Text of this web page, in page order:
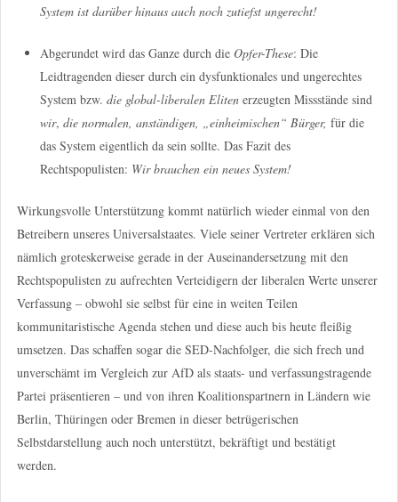
System ist darüber hinaus auch noch zutiefst ungerecht!
Abgerundet wird das Ganze durch die Opfer-These: Die
Leidtragenden dieser durch ein dysfunktionales und ungerechtes
System bzw. die global-liberalen Elitenerzeugten Missstände sind
wir, die normalen, anständigen, „einheimischen“ Bürger, für die
das System eigentlich da sein sollte. Das Fazit des
Rechtspopulisten: Wir brauchen ein neues System!
Wirkungsvolle Unterstützung kommt natürlich wieder einmal von den
Betreibern unseres Universalstaates. Viele seiner Vertreter erklären sich
nämlich groteskerweise gerade in der Auseinandersetzung mit den
Rechtspopulisten zu aufrechten Verteidigern der liberalen Werte unserer
Verfassung – obwohl sie selbst für eine in weiten Teilen
kommunitaristische Agenda stehen und diese auch bis heute fleißig
umsetzen. Das schaffen sogar die SED-Nachfolger, die sich frech und
unverschämt im Vergleich zur AfD als staats- und verfassungstragende
Partei präsentieren – und von ihren Koalitionspartnern in Ländern wie
Berlin, Thüringen oder Bremen in dieser betrügerischen
Selbstdarstellung auch noch unterstützt, bekräftigt und bestätigt
werden.